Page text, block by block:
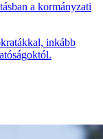
a kormányzati
inkább